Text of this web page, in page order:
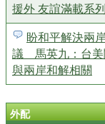
援外 友誼滿載系
盼和平解決兩
議 馬英九：台美
與兩岸和解相關
外配